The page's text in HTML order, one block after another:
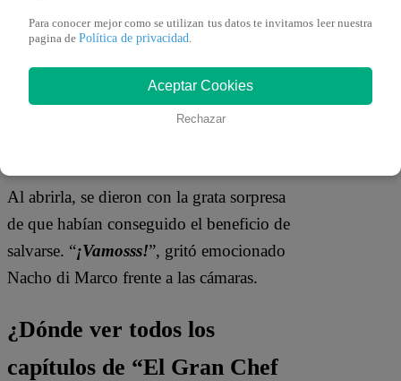
Al abrirla, se dieron con la grata sorpresa
de que habían conseguido el beneficio de
salvarse. “¡Vamosss!”, gritó emocionado
Nacho di Marco frente a las cámaras.
¿Dónde ver todos los
capítulos de “El Gran Chef
Para conocer mejor como se utilizan tus datos te invitamos leer nuestra
pagina de Política de privacidad.
Aceptar Cookies
Rechazar